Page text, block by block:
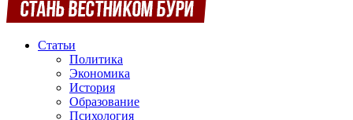
Статьи
Политика
Экономика
История
Образование
Психология